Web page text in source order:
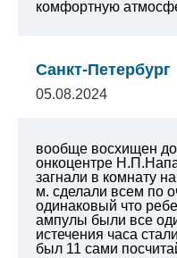
комфортную
Санкт-Петербург
05.08.2024
вообще восхищен
онкоцентре
загнали в комнату
м. сделали всем по
одинаковый что
ампулы были все
истечения часа
был 11 сами